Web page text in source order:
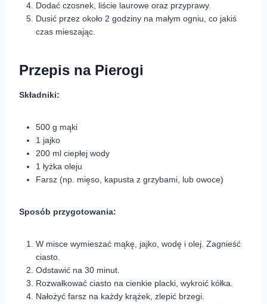
Dodać czosnek, liście laurowe oraz przyprawy.
Dusić przez około 2 godziny na małym ogniu, co jakiś
czas mieszając.
Przepis na Pierogi
Składniki:
500 g mąki
1 jajko
200 ml ciepłej wody
1 łyżka oleju
Farsz (np. mięso, kapusta z grzybami, lub owoce)
Sposób przygotowania:
W misce wymieszać mąkę, jajko, wodę i olej. Zagnieść
ciasto.
Odstawić na 30 minut.
Rozwałkować ciasto na cienkie placki, wykroić kółka.
Nałożyć farsz na każdy krążek, zlepić brzegi.